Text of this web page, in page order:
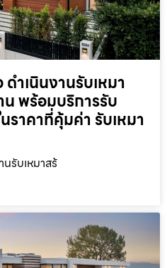
ดำเนินงานรับเหมา
พร้อมบริการรับ
ราคาที่คุ้มค่า รับเหมา
นรับเหมาสร้